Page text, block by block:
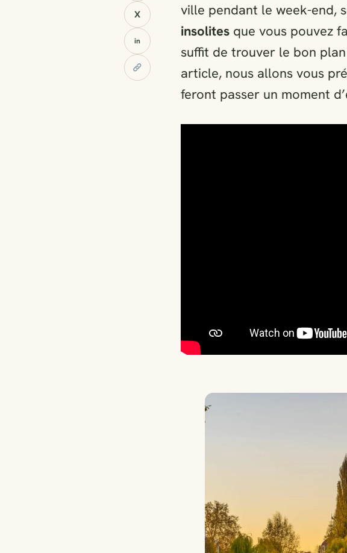
X
in
ville pendant le week-end,
insolites que vous pouvez
suffit de trouver le bon
article, nous allons vous
feront passer un moment